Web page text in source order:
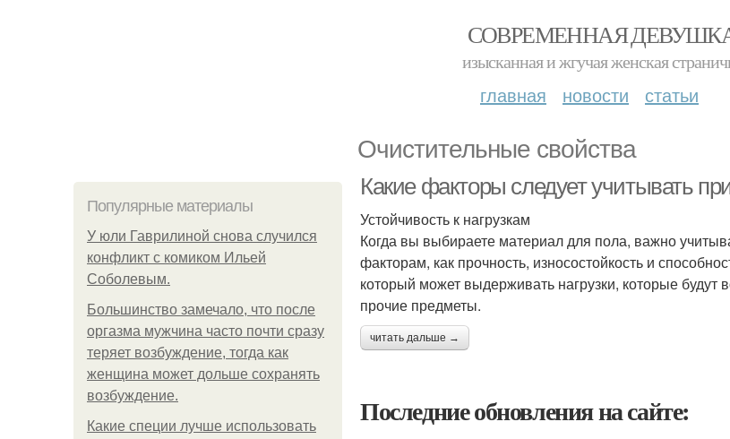
СОВРЕМЕННАЯ
изысканная и жгучая женская
главная новости статьи
Очистительные свойства
Популярные материалы
У юли Гаврилиной снова случился
конфликт с комиком Ильей
Соболевым.
Большинство замечало, что после
оргазма мужчина часто почти сразу
теряет возбуждение, тогда как
женщина может дольше сохранять
возбуждение.
Какие специи лучше использовать
Какие факторы следует учитывать
Устойчивость к нагрузкам
Когда вы выбираете материал для пола, важно
факторам, как прочность, износостойкость и
который может выдерживать нагрузки, которые будут
прочие предметы.
читать дальше →
Последние обновления на сайте: